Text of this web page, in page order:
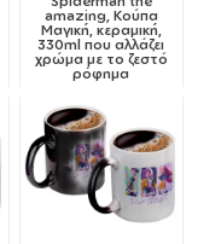
amazing, Κούπα
Μαγική, κεραμική,
330ml που αλλάζει
χρώμα με το ζεστό
ρόφημα